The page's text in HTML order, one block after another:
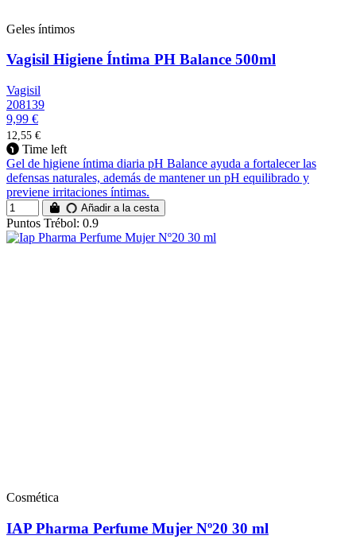
Geles íntimos
Vagisil Higiene Íntima PH Balance 500ml
Vagisil
208139
9,99 €
12,55 €
Time left
Gel de higiene íntima diaria pH Balance ayuda a fortalecer las
defensas naturales, además de mantener un pH equilibrado y
previene irritaciones íntimas.
Añadir a la cesta
Puntos Trébol: 0.9
Cosmética
IAP Pharma Perfume Mujer Nº20 30 ml